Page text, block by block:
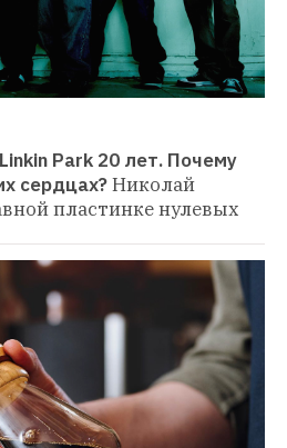
Park 20 лет. Почему
сердцах?Николай
пластинке нулевых